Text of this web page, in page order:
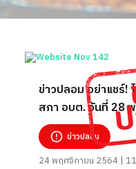
ข่าวปลอม อย่าแชร์!
สภา อบต. วันที่ 28
โควิด-19 แล้ว
ข่าวปลอม
24 พฤศจิกายน 2564 |